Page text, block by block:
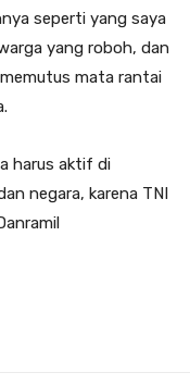
seperti yang saya
yang roboh, dan
mata rantai
harus aktif di
negara, karena TNI